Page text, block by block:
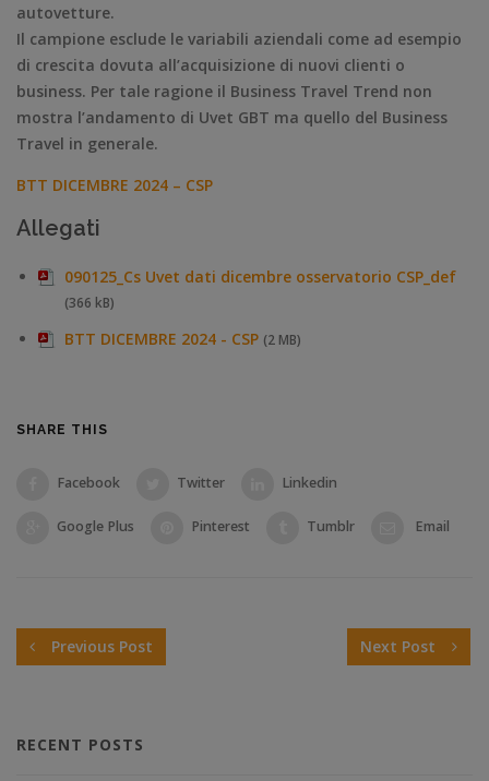
autovetture.
Il campione esclude le variabili aziendali come ad esempio
di crescita dovuta all’acquisizione di nuovi clienti o
business. Per tale ragione il Business Travel Trend non
mostra l’andamento di Uvet GBT ma quello del Business
Travel in generale.
BTT DICEMBRE 2024 – CSP
Allegati
090125_Cs Uvet dati dicembre osservatorio CSP_def
(366 kB)
BTT DICEMBRE 2024 - CSP (2 MB)
SHARE THIS
Facebook Twitter Linkedin
Google Plus Pinterest Tumblr Email
Previous Post Next Post
RECENT POSTS